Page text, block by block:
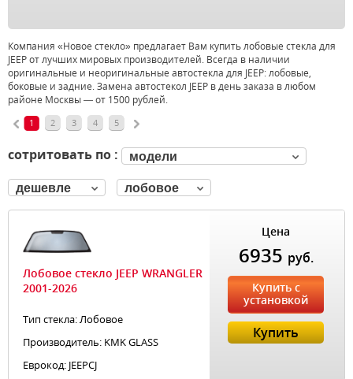
Компания «Новое стекло» предлагает Вам купить лобовые стекла для
JEEP от лучших мировых производителей. Всегда в наличии
оригинальные и неоригинальные автостекла для JEEP: лобовые,
боковые и задние. Замена автостекол JEEP в день заказа в любом
районе Москвы — от 1500 рублей.
1 2 3 4 5
сотритовать по : модели
дешевле лобовое
Лобовое стекло JEEP WRANGLER
2001-2026
Тип стекла: Лобовое
Производитель: KMK GLASS
Еврокод: JEEPCJ
Цена
6935 руб.
Купить с
установкой
Купить